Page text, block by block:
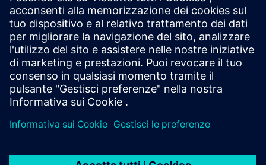
New Section
SIMATIC - Motion Control im TIA Portal (Präsenz-
Training)